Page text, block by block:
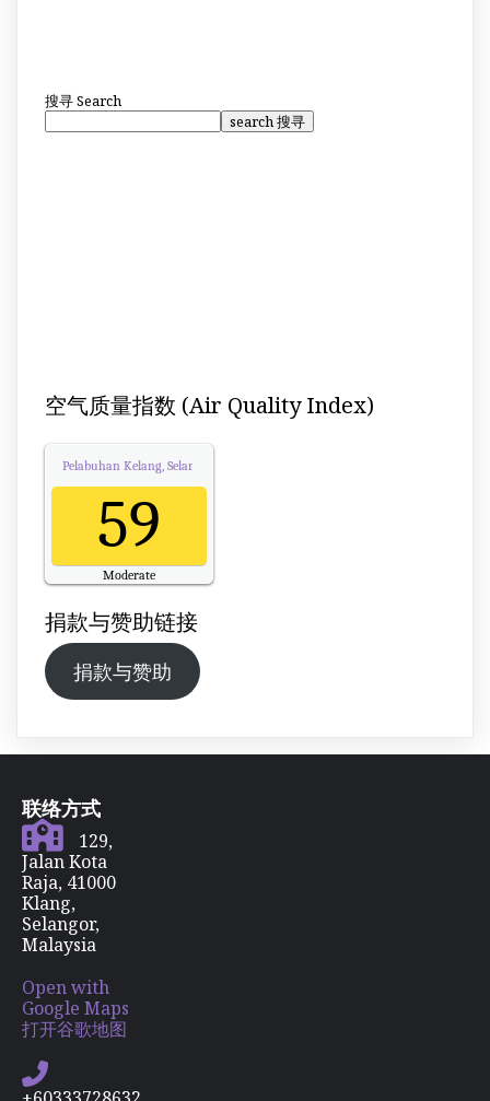
搜寻Search
search 搜寻
空气质量指数 (Air Quality Index)
Pelabuhan Kelang, Selangor
59
Moderate
Updated on Thursday 13:00
捐款与赞助链接
捐款与赞助
联络方式
129,
Jalan Kota
Raja, 41000
Klang,
Selangor,
Malaysia
Open with
Google Maps
打开谷歌地图